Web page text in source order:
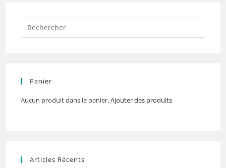
Panier
Aucun produit dans le panier.Ajouter des produits
Articles Récents